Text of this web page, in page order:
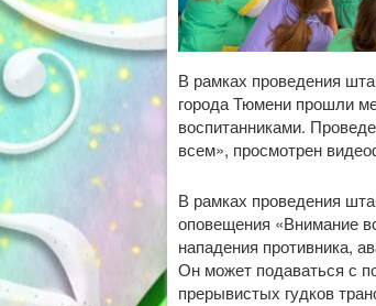
В рамках проведения
города Тюмени прошли
воспитанниками.
всем», просмотрен
В рамках проведения
оповещения «Внимание
нападения противника,
Он может подаваться с
прерывистых гудков